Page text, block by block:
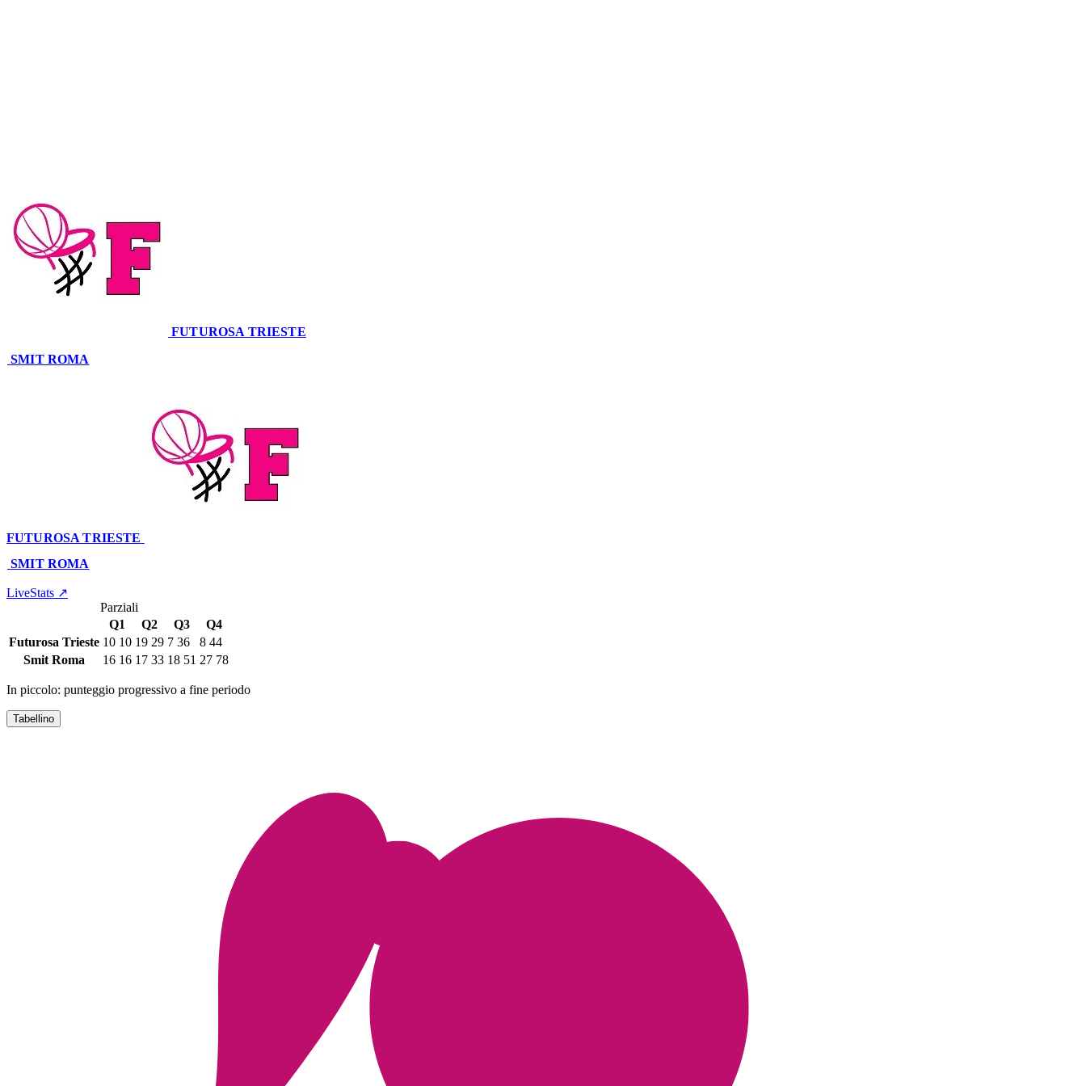
FUTUROSA TRIESTE
SMIT ROMA
FUTUROSA TRIESTE
SMIT ROMA
LiveStats ↗
Parziali
Q1
Q2 Q3
Q4
Futurosa Trieste 10 10 19 29 7 36 8 44
Smit Roma
16 16 17 33 18 51 27 78
In piccolo: punteggio progressivo a fine periodo
Tabellino